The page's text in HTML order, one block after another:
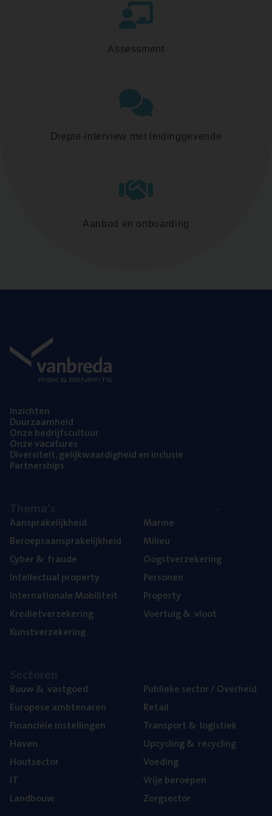
Assessment
Diepte-interview met leidinggevende
Aanbod en onboarding
Inzich­ten
Duur­zaam­heid
Onze bedrijfs­cul­tuur
Onze vaca­tu­res
Diver­si­teit, gelijk­waar­dig­heid en inclusie
Part­ner­ships
Aan­spra­ke­lijk­heid
Beroeps­aan­spra­ke­lijk­heid
Cyber& fraude
Intel­lec­tu­al property
Inter­na­ti­o­na­le Mobiliteit
Kre­diet­ver­ze­ke­ring
Kunst­ver­ze­ke­ring
Mari­ne
Mili­eu
Oogst­ver­ze­ke­ring
Per­so­nen
Pro­per­ty
Voer­tuig& vloot
Bouw& vastgoed
Euro­pe­se ambtenaren
Finan­ci­ë­le instellingen
Haven
Hout­sec­tor
IT
Land­bouw
Publie­ke sec­tor / Overheid
Retail
Trans­port& logistiek
Upcy­cling& recycling
Voe­ding
Vrije beroe­pen
Zorg­sec­tor